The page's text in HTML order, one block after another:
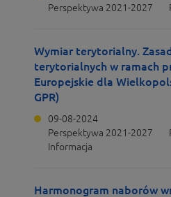
Perspektywa 2021-2027
Wymiar terytorialny.
terytorialnych w ramach
Europejskie dla
GPR)
09-08-2024
Perspektywa 2021-2027
Informacja
Harmonogram naborów